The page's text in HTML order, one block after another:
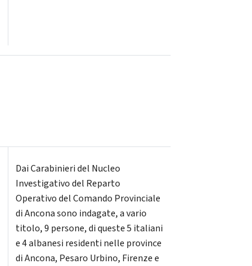
Dai Carabinieri del Nucleo
Investigativo del Reparto
Operativo del Comando Provinciale
di Ancona sono indagate, a vario
titolo, 9 persone, di queste 5 italiani
e 4 albanesi residenti nelle province
di Ancona, Pesaro Urbino, Firenze e